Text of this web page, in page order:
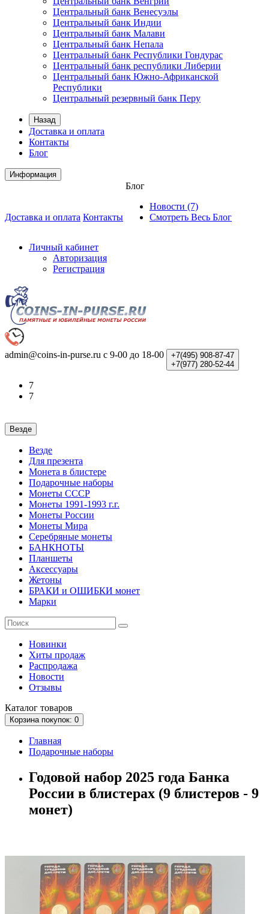
Центральный банк Венесуэлы
Центральный банк Индии
Центральный банк Малави
Центральный банк Непала
Центральный банк Республики Гондурас
Центральный банк республики Либерии
Центральный банк Южно-Африканской
Республики
Центральный резервный банк Перу
Назад
Доставка и оплата
Контакты
Блог
Информация
Доставка и оплата Контакты
Блог
Новости (7)
Смотреть Весь Блог
Личный кабинет
Авторизация
Регистрация
admin@coins-in-purse.ru с 9-00 до 18-00 +7(495) 908-87-47
+7(977) 280-52-44
7
7
Везде
Везде
Для презента
Монета в блистере
Подарочные наборы
Монеты СССР
Монеты 1991-1993 г.г.
Монеты России
Монеты Мира
Серебряные монеты
БАНКНОТЫ
Планшеты
Аксессуары
Жетоны
БРАКИ и ОШИБКИ монет
Марки
Новинки
Хиты продаж
Распродажа
Новости
Отзывы
Каталог товаров
Корзинапокупок: 0
Главная
Подарочные наборы
Годовой набор 2025 года Банка
России в блистерах (9 блистеров - 9
монет)